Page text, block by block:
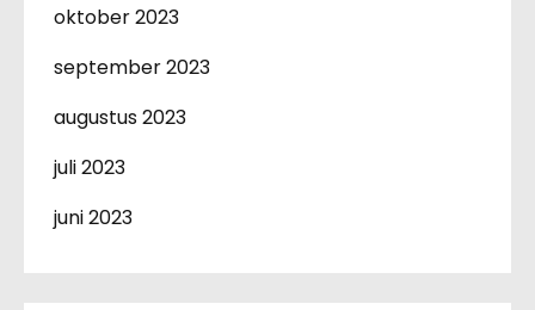
oktober 2023
september 2023
augustus 2023
juli 2023
juni 2023